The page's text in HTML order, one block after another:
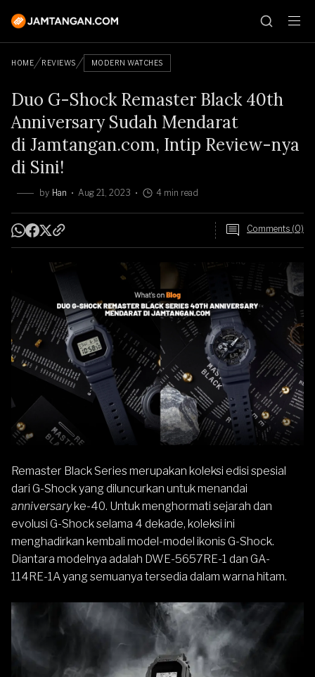
HOME REVIEWS MODERN WATCHES
Duo G-Shock Remaster Black 40th
Anniversary Sudah Mendarat
di Jamtangan.com, Intip Review-nya
di Sini!
by Han Aug 21, 2023 4 min read
Comments (0)
Remaster Black Seriesmerupakan koleksi edisi spesial
dari G-Shockyang diluncurkan untuk menandai
anniversaryke-40. Untuk menghormati sejarah dan
evolusi G-Shock selama 4 dekade, koleksi ini
menghadirkan kembali model-model ikonis G-Shock.
Diantara modelnya adalah DWE-5657RE-1 dan GA-
114RE-1Ayang semuanya tersedia dalam warna hitam.